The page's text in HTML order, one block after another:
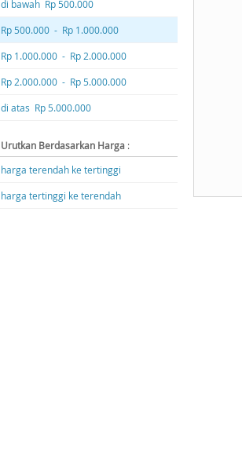
di bawah Rp 500.000
Rp 500.000 - Rp 1.000.000
Rp 1.000.000 - Rp 2.000.000
Rp 2.000.000 - Rp 5.000.000
di atas Rp 5.000.000
Urutkan Berdasarkan Harga :
harga terendah ke tertinggi
harga tertinggi ke terendah